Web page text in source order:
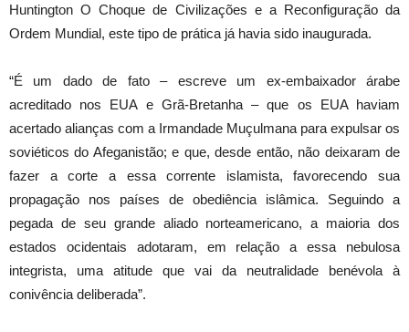
Huntington O Choque de Civilizações e a Reconfiguração da
Ordem Mundial, este tipo de prática já havia sido inaugurada.
“É um dado de fato – escreve um ex-embaixador árabe
acreditado nos EUA e Grã-Bretanha – que os EUA haviam
acertado alianças com a Irmandade Muçulmana para expulsar os
soviéticos do Afeganistão; e que, desde então, não deixaram de
fazer a corte a essa corrente islamista, favorecendo sua
propagação nos países de obediência islâmica. Seguindo a
pegada de seu grande aliado norteamericano, a maioria dos
estados ocidentais adotaram, em relação a essa nebulosa
integrista, uma atitude que vai da neutralidade benévola à
conivência deliberada”.